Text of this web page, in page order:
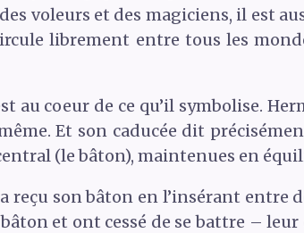
voleurs et des magiciens, il est
librement entre tous les
au coeur de ce qu’il symbolise.
Et son caducée dit
(le bâton), maintenues en
reçu son bâton en l’insérant entre
et ont cessé de se battre –